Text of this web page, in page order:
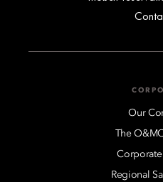
Our
The
Corporate
Regional